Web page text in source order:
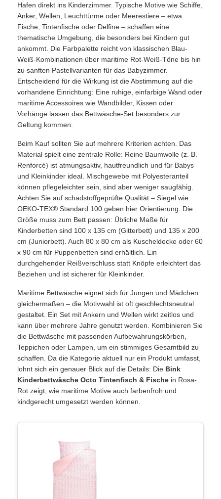
Hafen direkt ins Kinderzimmer. Typische Motive wie Schiffe,
Anker, Wellen, Leuchttürme oder Meerestiere – etwa
Fische, Tintenfische oder Delfine – schaffen eine
thematische Umgebung, die besonders bei Kindern gut
ankommt. Die Farbpalette reicht von klassischen Blau-
Weiß-Kombinationen über maritime Rot-Weiß-Töne bis hin
zu sanften Pastellvarianten für das Babyzimmer.
Entscheidend für die Wirkung ist die Abstimmung auf die
vorhandene Einrichtung: Eine ruhige, einfarbige Wand oder
maritime Accessoires wie Wandbilder, Kissen oder
Vorhänge lassen das Bettwäsche-Set besonders zur
Geltung kommen.
Beim Kauf sollten Sie auf mehrere Kriterien achten. Das
Material spielt eine zentrale Rolle: Reine Baumwolle (z. B.
Renforcé) ist atmungsaktiv, hautfreundlich und für Babys
und Kleinkinder ideal. Mischgewebe mit Polyesteranteil
können pflegeleichter sein, sind aber weniger saugfähig.
Achten Sie auf schadstoffgeprüfte Qualität – Siegel wie
OEKO-TEX® Standard 100 geben hier Orientierung. Die
Größe muss zum Bett passen: Übliche Maße für
Kinderbetten sind 100 x 135 cm (Gitterbett) und 135 x 200
cm (Juniorbett). Auch 80 x 80 cm als Kuscheldecke oder 60
x 90 cm für Puppenbetten sind erhältlich. Ein
durchgehender Reißverschluss statt Knöpfe erleichtert das
Beziehen und ist sicherer für Kleinkinder.
Maritime Bettwäsche eignet sich für Jungen und Mädchen
gleichermaßen – die Motivwahl ist oft geschlechtsneutral
gestaltet. Ein Set mit Ankern und Wellen wirkt zeitlos und
kann über mehrere Jahre genutzt werden. Kombinieren Sie
die Bettwäsche mit passenden Aufbewahrungskörben,
Teppichen oder Lampen, um ein stimmiges Gesamtbild zu
schaffen. Da die Kategorie aktuell nur ein Produkt umfasst,
lohnt sich ein genauer Blick auf die Details: Die Bink
Kinderbettwäsche Octo Tintenfisch & Fische in Rosa-
Rot zeigt, wie maritime Motive auch farbenfroh und
kindgerecht umgesetzt werden können.